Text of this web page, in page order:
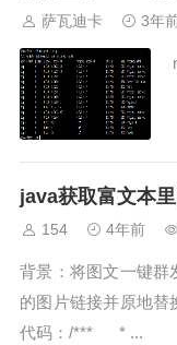
萨瓦迪卡 3年
java获取富文本
154 4年前
背景：将图文一键群
的图片链接并原地替
代码：/*** * ...